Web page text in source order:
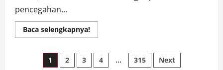
pencegahan...
Baca selengkapnya!Read
more
Mukhlis,
S.Sos,
Paginasi
1 2 3 4 … 315 Next